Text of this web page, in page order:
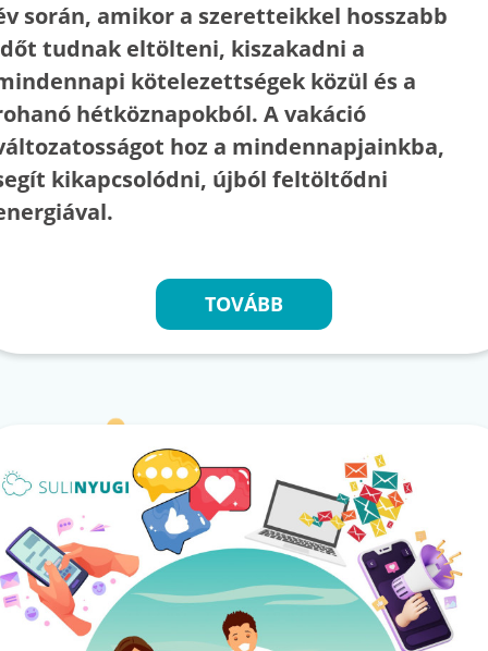
során, amikor a szeretteikkel hosszabb
tudnak eltölteni, kiszakadni a
kötelezettségek közül és a
hétköznapokból. A vakáció
hoz a mindennapjainkba,
kikapcsolódni, újból feltöltődni
TOVÁBB